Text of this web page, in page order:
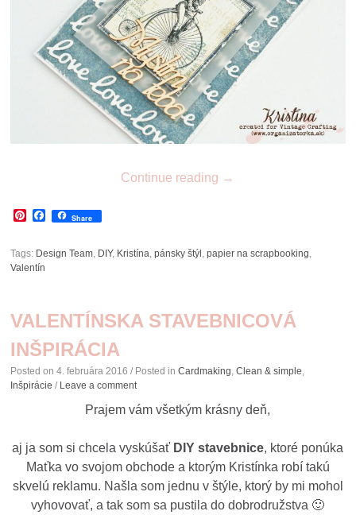
Continue reading →
Pinterest
Facebook
Share
Tags: Design Team DIY, Kristína ,pánsky štýl ,papier na scrapbooking
Valentín
VALENTÍNSKA STAVEBNICOVÁ
INŠPIRÁCIA
Posted on4. februára 2016 / Posted inCardmaking ,Clean & simple
Inšpirácie / Leave a comment
Prajem vám všetkým krásny deň,
aj ja som si chcela vyskúšať DIY stavebnice, ktoré ponúka
Maťka vo svojom obchode a ktorým Kristínka robí takú
skvelú reklamu. Našla som jednu v štýle, ktorý by mi mohol
vyhovovať, a tak som sa pustila do dobrodružstva 🙂